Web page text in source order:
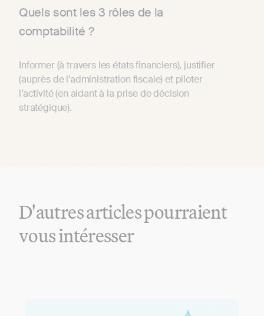
Quels sont les 3 rôles de la
comptabilité ?
Informer (à travers les états financiers), justifier
(auprès de l’administration fiscale) et piloter
l’activité (en aidant à la prise de décision
stratégique).
D'autres articles pourraient
vous intéresser